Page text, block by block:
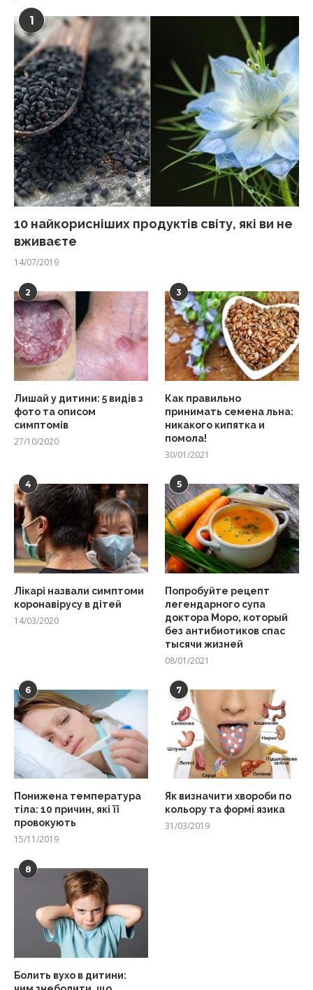
1
10 найкорисніших продуктів світу, які ви не
вживаєте
14/07/2019
2
Лишай у дитини: 5 видів з
фото та описом
симптомів
27/10/2020
3
Как правильно
принимать семена льна:
никакого кипятка и
помола!
30/01/2021
4
Лікарі назвали симптоми
коронавірусу в дітей
14/03/2020
5
Попробуйте рецепт
легендарного супа
доктора Моро, который
без антибиотиков спас
тысячи жизней
08/01/2021
6
Понижена температура
тіла: 10 причин, які її
провокують
15/11/2019
7
Як визначити хвороби по
кольору та формі язика
31/03/2019
8
Болить вухо в дитини: